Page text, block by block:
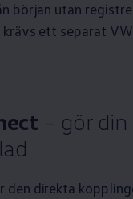
början utan
ett separat
– gör din
den direkta